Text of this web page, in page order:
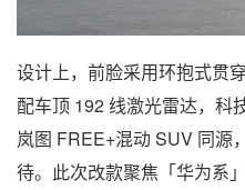
设计上，前脸采用环抱式贯
配车顶 192 线激光雷达，科
岚图 FREE+混动 SUV 同源
待。此次改款聚焦「华为系